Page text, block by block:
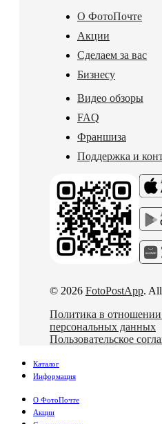
О ФотоПочте
Акции
Сделаем за вас
Бизнесу
Видео обзоры
FAQ
Франшиза
Поддержка и
© 2026 FotoPostApp.
Политика в отношении
персональных данных
Пользовательское
Каталог
Информация
О ФотоПочте
Акции